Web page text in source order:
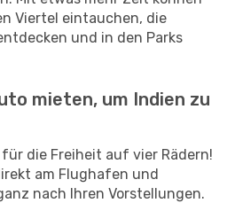
Viertel eintauchen, die
und in den Parks
mieten, um Indien zu
die Freiheit auf vier Rädern!
am Flughafen und
nach Ihren Vorstellungen.